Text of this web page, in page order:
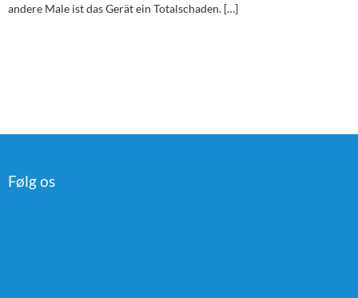
andere Male ist das Gerät ein Totalschaden. […]
Følg os